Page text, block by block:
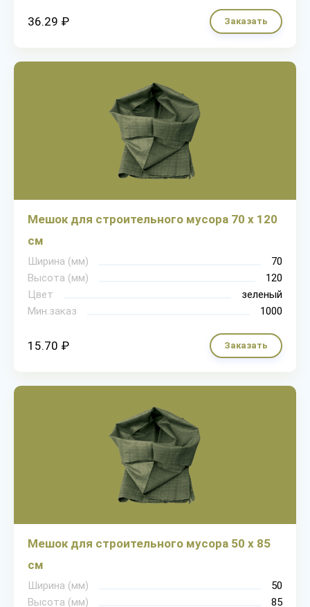
36.29 ₽ Заказать
Мешок для строительного мусора 70 х 120
см
Ширина (мм)
70
Высота (мм)
120
Цвет
зеленый
Мин.заказ
1000
15.70 ₽ Заказать
Мешок для строительного мусора 50 х 85
см
Ширина (мм)
50
Высота (мм)
85